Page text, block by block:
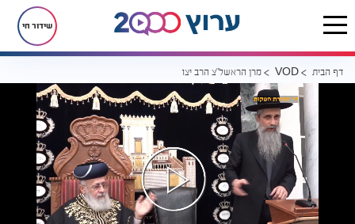
שידור חי
דף הבית VOD מרן הראשל"צ הרב יצחק יוסף - פרשת שלח לך